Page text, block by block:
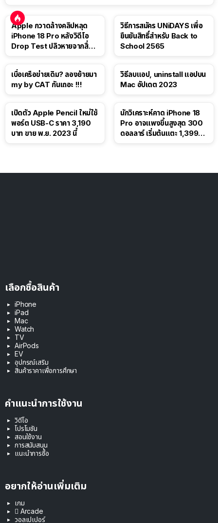
Apple กวาดล้างคลิปหลุด
iPhone 18 Pro หลังวิดีโอ
Drop Test ปลิวหายจากสื่อ
วิธีการสมัคร UNiDAYS เพื่อ
ยืนยันสิทธิ์สำหรับ Back to
School 2565
เบื่อเครือข่ายเดิม? ลองย้ายมา
my by CAT กันเถอะ !!!
วิธีลบแอป, uninstall แอปบน
Mac อัปเดต 2023
เปิดตัว Apple Pencil ใหม่ใช้
พอร์ต USB-C ราคา 3,190
บาท ขาย พ.ย. 2023 นี้
นักวิเคราะห์คาด iPhone 18
Pro อาจแพงขึ้นสูงสุด 300
ดอลลาร์ เริ่มต้นแตะ 1,399
เลือกซื้อสินค้า
iPhone
iPad
Mac
Watch
TV
AirPods
EV
อุปกรณ์เสริม
สินค้าราคาเพื่อการศึกษา
คำแนะนำการใช้งาน
วิดีโอ
โปรโมชัน
สอนใช้งาน
การสนับสนุน
แนะนำการซื้อ
อยากให้อ่านเพิ่มเติม
เกม
 Arcade
วอลเปเปอร์